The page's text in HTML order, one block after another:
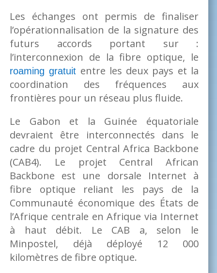
Les échanges ont permis de finaliser
l’opérationnalisation de la signature des
futurs accords portant sur :
l’interconnexion de la fibre optique, le
roaming gratuit entre les deux pays et la
coordination des fréquences aux
frontières pour un réseau plus fluide.
Le Gabon et la Guinée équatoriale
devraient être interconnectés dans le
cadre du projet Central Africa Backbone
(CAB4). Le projet Central African
Backbone est une dorsale Internet à
fibre optique reliant les pays de la
Communauté économique des États de
l’Afrique centrale en Afrique via Internet
à haut débit. Le CAB a, selon le
Minpostel, déjà déployé 12 000
kilomètres de fibre optique.